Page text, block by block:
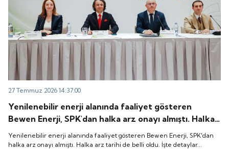
27 Temmuz 2026 14:37:00
Yenilenebilir enerji alanında faaliyet gösteren
Bewen Enerji, SPK'dan halka arz onayı almıştı. Halka
arz tarihi de belli oldu. İşte detaylar...
Yenilenebilir enerji alanında faaliyet gösteren Bewen Enerji, SPK'dan
halka arz onayı almıştı. Halka arz tarihi de belli oldu. İşte detaylar...